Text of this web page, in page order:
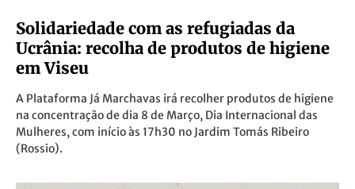
Solidariedade com as refugiadas da
Ucrânia: recolha de produtos de higiene
em Viseu
A Plataforma Já Marchavas irá recolher produtos de higiene
na concentração de dia 8 de Março, Dia Internacional das
Mulheres, com início às 17h30 no Jardim Tomás Ribeiro
(Rossio).